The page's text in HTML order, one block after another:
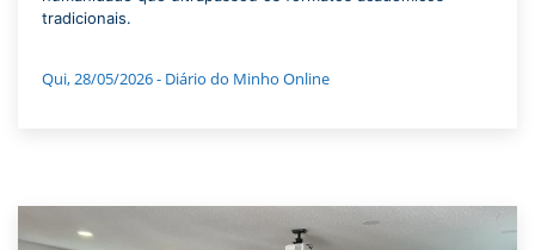
tradicionais.
Qui, 28/05/2026 - Diário do Minho Online